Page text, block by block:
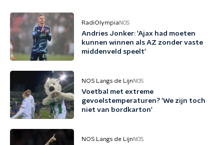
RadiOlympia NOS
Andries Jonker: 'Ajax had moeten
kunnen winnen als AZ zonder vaste
middenveld speelt'
NOS Langs de Lijn NOS
Voetbal met extreme
gevoelstemperaturen? 'We zijn toch
niet van bordkarton'
NOS Langs de Lijn NOS